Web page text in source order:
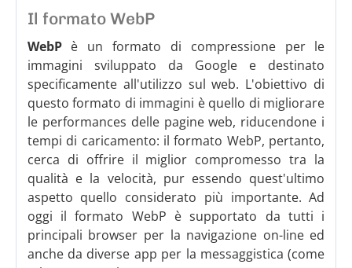
Il formato WebP
WebPè un formato di compressione per le
immagini sviluppato da Google e destinato
specificamente all'utilizzo sul web. L'obiettivo di
questo formato di immagini è quello di migliorare
le performances delle pagine web, riducendone i
tempi di caricamento: il formato WebP, pertanto,
cerca di offrire il miglior compromesso tra la
qualità e la velocità, pur essendo quest'ultimo
aspetto quello considerato più importante. Ad
oggi il formato WebP è supportato da tutti i
principali browser per la navigazione on-line ed
anche da diverse app per la messaggistica (come